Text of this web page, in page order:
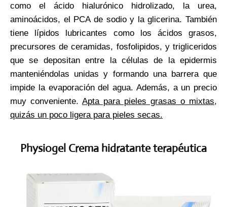
como el ácido hialurónico hidrolizado, la urea,
aminoácidos, el PCA de sodio y la glicerina. También
tiene lípidos lubricantes como los ácidos grasos,
precursores de ceramidas, fosfolipidos, y trigliceridos
que se depositan entre la células de la epidermis
manteniéndolas unidas y formando una barrera que
impide la evaporación del agua. Además, a un precio
muy conveniente. Apta para pieles grasas o mixtas,
quizás un poco ligera para pieles secas.
Physiogel Crema hidratante terapéutica